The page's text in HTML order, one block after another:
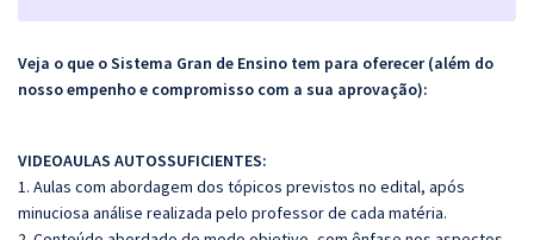
Veja o que o Sistema Gran de Ensino tem para oferecer (além do
nosso empenho e compromisso com a sua aprovação):
VIDEOAULAS AUTOSSUFICIENTES:
1. Aulas com abordagem dos tópicos previstos no edital, após
minuciosa análise realizada pelo professor de cada matéria.